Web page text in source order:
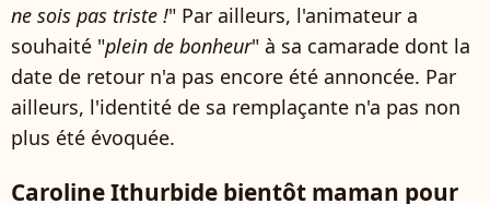
ne sois pas triste !" Par ailleurs, l'animateur a
souhaité "plein de bonheur" à sa camarade dont la
date de retour n'a pas encore été annoncée. Par
ailleurs, l'identité de sa remplaçante n'a pas non
plus été évoquée.
Caroline Ithurbide bientôt maman pour